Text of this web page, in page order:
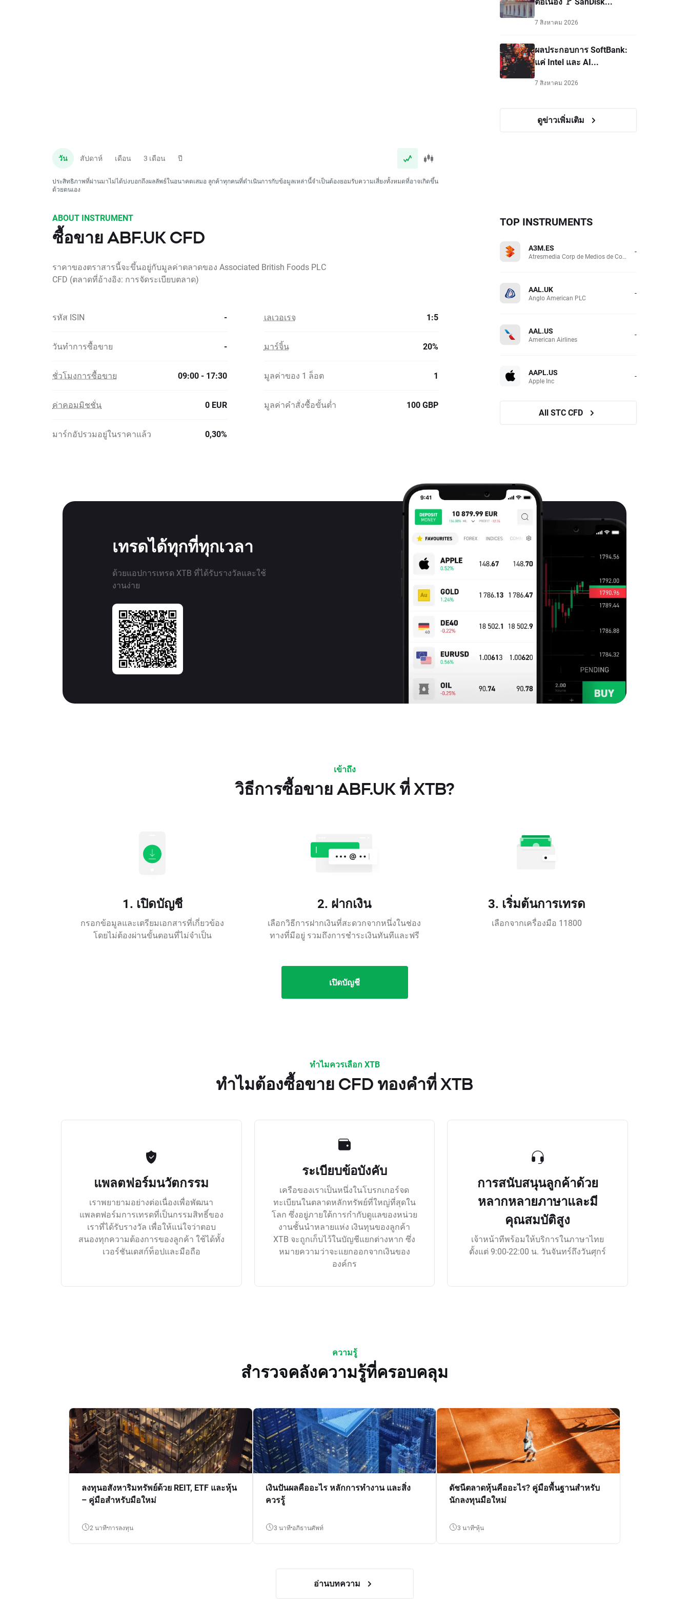
วัน สัปดาห์ เดือน 3 เดือน ปี
ประสิทธิภาพที่ผ่านมาไม่ได้บ่งบอกถึงผลลัพธ์ในอนาคตเสมอ ลูกค้าทุกคนที่ดำเนินการกับข้อมูลเหล่านี้จำเป็นต้องยอมรับความเสี่ยงทั้งหมดที่อาจเกิดขึ้น
ด้วยตนเอง
7 สิงหาคม 2026
ผลประกอบการ SoftBank:
แค่ Intel และ AI...
7 สิงหาคม 2026
ดูข่าวเพิ่มเติม
ABOUT INSTRUMENT
ซื้อขาย ABF.UK CFD
ราคาของตราสารนี้จะขึ้นอยู่กับมูลค่าตลาดของ Associated British Foods PLC
CFD (ตลาดที่อ้างอิง: การจัดระเบียบตลาด)
รหัส ISIN - เลเวอเรจ 1:5
วันทำการซื้อขาย - มาร์จิ้น 20%
ชั่วโมงการซื้อขาย 09:00 - 17:30 มูลค่าของ 1 ล็อต 1
ค่าคอมมิชชั่น 0 EUR มูลค่าคำสั่งซื้อขั้นต่ำ 100 GBP
มาร์กอัปรวมอยู่ในราคาแล้ว 0,30%
TOP INSTRUMENTS
A3M.ES
Atresmedia Corp de Medios de Comunicacion SA -
AAL.UK
Anglo American PLC -
AAL.US
American Airlines -
AAPL.US
Apple Inc -
All STC CFD
เทรดได้ทุกที่ทุกเวลา
ด้วยแอปการเทรด XTB ที่ได้รับรางวัลและใช้
งานง่าย
เข้าถึง
วิธีการซื้อขาย ABF.UK ที่ XTB?
1. เปิดบัญชี
กรอกข้อมูลและเตรียมเอกสารที่เกี่ยวข้อง
โดยไม่ต้องผ่านขั้นตอนที่ไม่จำเป็น
2. ฝากเงิน
เลือกวิธีการฝากเงินที่สะดวกจากหนึ่งในช่อง
ทางที่มีอยู่ รวมถึงการชำระเงินทันทีและฟรี
3. เริ่มต้นการเทรด
เลือกจากเครื่องมือ 11800
เปิดบัญชี
ทำไมควรเลือก XTB
ทำไมต้องซื้อขาย CFD ทองคำที่ XTB
แพลตฟอร์มนวัตกรรม
เราพยายามอย่างต่อเนื่องเพื่อพัฒนา
แพลตฟอร์มการเทรดที่เป็นกรรมสิทธิ์ของ
เราที่ได้รับรางวัล เพื่อให้แน่ใจว่าตอบ
สนองทุกความต้องการของลูกค้า ใช้ได้ทั้ง
เวอร์ชันเดสก์ท็อปและมือถือ
ระเบียบข้อบังคับ
เครือของเราเป็นหนึ่งในโบรกเกอร์จด
ทะเบียนในตลาดหลักทรัพย์ที่ใหญ่ที่สุดใน
โลก ซึ่งอยู่ภายใต้การกำกับดูแลของหน่วย
งานชั้นนำหลายแห่ง เงินทุนของลูกค้า
XTB จะถูกเก็บไว้ในบัญชีแยกต่างหาก ซึ่ง
หมายความว่าจะแยกออกจากเงินของ
องค์กร
การสนับสนุนลูกค้าด้วย
หลากหลายภาษาและมี
คุณสมบัติสูง
เจ้าหน้าทีพร้อมให้บริการในภาษาไทย
ตั้งแต่ 9:00-22:00 น. วันจันทร์ถึงวันศุกร์
ความรู้
สำรวจคลังความรู้ที่ครอบคลุม
ลงทุนอสังหาริมทรัพย์ด้วย REIT, ETF และหุ้น
– คู่มือสำหรับมือใหม่
2 นาที การลงทุน
เงินปันผลคืออะไร หลักการทำงาน และสิ่ง
ควรรู้
3 นาที อภิธานศัพท์
ดัชนีตลาดหุ้นคืออะไร? คู่มือพื้นฐานสำหรับ
นักลงทุนมือใหม่
3 นาที หุ้น
อ่านบทความ